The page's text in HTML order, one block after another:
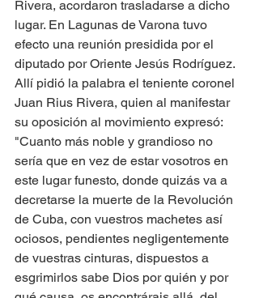
Rivera, acordaron trasladarse a dicho
lugar. En Lagunas de Varona tuvo
efecto una reunión presidida por el
diputado por Oriente Jesús Rodríguez.
Allí pidió la palabra el teniente coronel
Juan Rius Rivera, quien al manifestar
su oposición al movimiento expresó:
"Cuanto más noble y grandioso no
sería que en vez de estar vosotros en
este lugar funesto, donde quizás va a
decretarse la muerte de la Revolución
de Cuba, con vuestros machetes así
ociosos, pendientes negligentemente
de vuestras cinturas, dispuestos a
esgrimirlos sabe Dios por quién y por